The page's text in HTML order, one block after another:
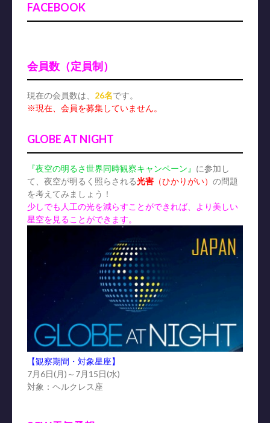
FACEBOOK
会員数（定員制）
現在の会員数は、 26名です。
※現在、会員を募集していません。
GLOBE AT NIGHT
『夜空の明るさ世界同時観察キャンペーン』 に参加し
て、夜空が明るく照らされる光害 （ひかりがい） の問題
を考えてみましょう！
少しでも人工の光を減らすことができれば、より美しい
星空を見ることができます。
【観察期間・対象星座】
7月6日(月)～7月15日(水)
対象：ヘルクレス座